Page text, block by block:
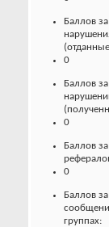
Баллов
0
Баллов
0
Баллов за
0
Баллов за
группах: